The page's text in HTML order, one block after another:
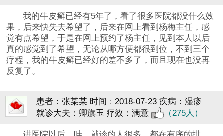
我的牛皮癣已经有5年了，看了很多医院都没什么效
果，后来快失去希望了，后来在网上看到杨梅主任，感
觉有点希望，于是在网上预约了杨主任，见到本人以后
真的感觉到了希望，无论从哪方便都很到位，不到三个
疗程，我的牛皮癣已经好的差不多了，而且现在也没再
反复了。
患者：张某某 时间：2018-07-23 疾病：湿疹
就诊大夫：卿旗玉 疗效：满意 （275人）